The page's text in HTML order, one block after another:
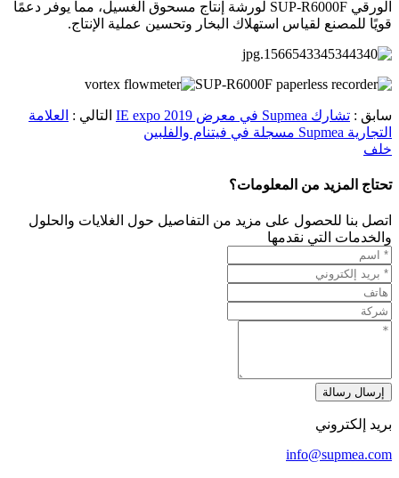
الورقي SUP-R6000F لورشة إنتاج مسحوق الغسيل، مما يوفر دعمًا
قويًا للمصنع لقياس استهلاك البخار وتحسين عملية الإنتاج.
سابق : تشارك Supmea في معرض IE expo 2019 التالي : العلامة
التجارية Supmea مسجلة في فيتنام والفلبين
خلف
تحتاج المزيد من المعلومات؟
اتصل بنا للحصول على مزيد من التفاصيل حول الغلايات والحلول
والخدمات التي نقدمها
إرسال رسالة
بريد إلكتروني
info@supmea.com